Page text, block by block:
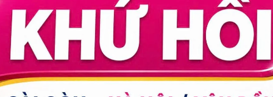
14.499.000đ Xem chi